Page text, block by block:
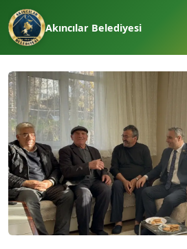
Akıncılar Belediyesi